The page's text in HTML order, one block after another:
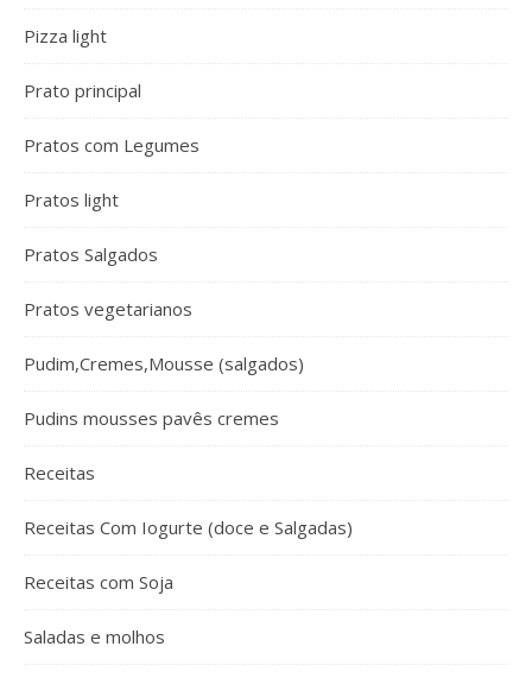
Pizza light
Prato principal
Pratos com Legumes
Pratos light
Pratos Salgados
Pratos vegetarianos
Pudim,Cremes,Mousse (salgados)
Pudins mousses pavês cremes
Receitas
Receitas Com Iogurte (doce e Salgadas)
Receitas com Soja
Saladas e molhos